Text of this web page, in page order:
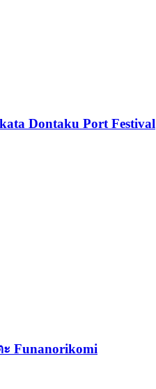
Dontaku Port Festival
Funanorikomi